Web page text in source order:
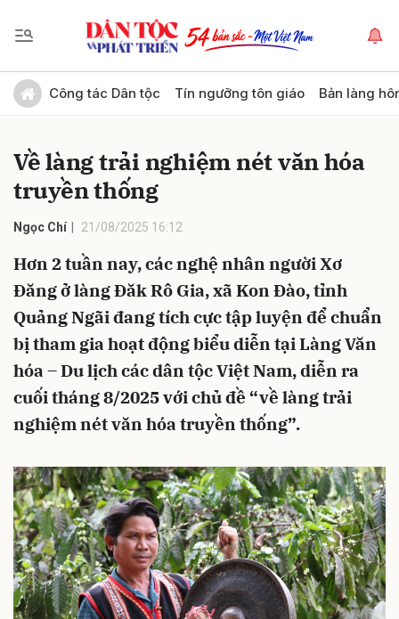
Công tác Dân tộc Tín ngưỡng tôn giáo Bản làng
Về làng trải nghiệm nét văn hóa
truyền thống
Ngọc Chí 21/08/2025 16:12
Hơn 2 tuần nay, các nghệ nhân người Xơ
Đăng ở làng Đăk Rô Gia, xã Kon Đào, tỉnh
Quảng Ngãi đang tích cực tập luyện để chuẩn
bị tham gia hoạt động biểu diễn tại Làng Văn
hóa – Du lịch các dân tộc Việt Nam, diễn ra
cuối tháng 8/2025 với chủ đề “về làng trải
nghiệm nét văn hóa truyền thống”.
Gửi bình luận
Hủy